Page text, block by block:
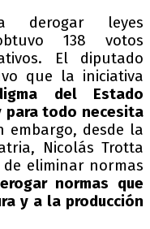
derogar leyes
138 votos
El diputado
que la iniciativa
del Estado
para todo necesita
embargo, desde la
Nicolás Trotta
eliminar normas
normas que
y a la producción